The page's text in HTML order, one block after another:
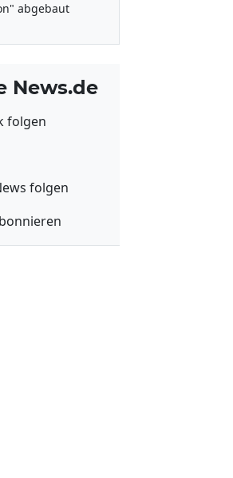
abgebaut
News.de
folgen
folgen